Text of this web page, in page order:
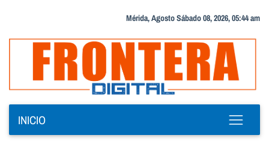
Mérida, Agosto Sábado 08, 2026, 05:44 am
INICIO